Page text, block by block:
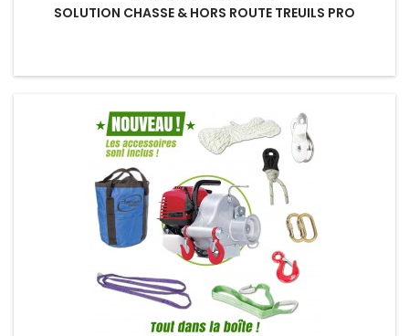
SOLUTION CHASSE & HORS ROUTE TREUILS PRO